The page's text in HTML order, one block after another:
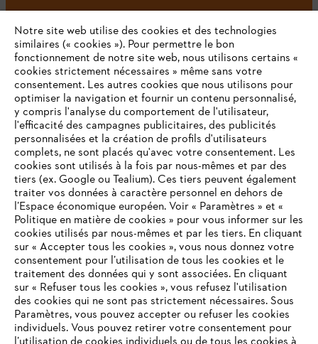
#STIHL
L'Entreprise
STIHL FAQ
Contact
VOTRE NAVIGATEUR INTERNET
N'EST PLUS PRIS EN CHARGE
Vous utilisez un navigateur Internet que nous ne prenons plus
Notre site web utilise des cookies et des technologies
similaires (« cookies »). Pour permettre le bon
fonctionnement de notre site web, nous utilisons certains «
cookies strictement nécessaires » même sans votre
consentement. Les autres cookies que nous utilisons pour
optimiser la navigation et fournir un contenu personnalisé,
y compris l'analyse du comportement de l'utilisateur,
l'efficacité des campagnes publicitaires, des publicités
personnalisées et la création de profils d'utilisateurs
complets, ne sont placés qu'avec votre consentement. Les
cookies sont utilisés à la fois par nous-mêmes et par des
tiers (ex. Google ou Tealium). Ces tiers peuvent également
traiter vos données à caractère personnel en dehors de
l’Espace économique européen. Voir « Paramètres » et «
Politique en matière de cookies » pour vous informer sur les
cookies utilisés par nous-mêmes et par les tiers. En cliquant
sur « Accepter tous les cookies », vous nous donnez votre
consentement pour l’utilisation de tous les cookies et le
traitement des données qui y sont associées. En cliquant
sur « Refuser tous les cookies », vous refusez l'utilisation
des cookies qui ne sont pas strictement nécessaires. Sous
Paramètres, vous pouvez accepter ou refuser les cookies
individuels. Vous pouvez retirer votre consentement pour